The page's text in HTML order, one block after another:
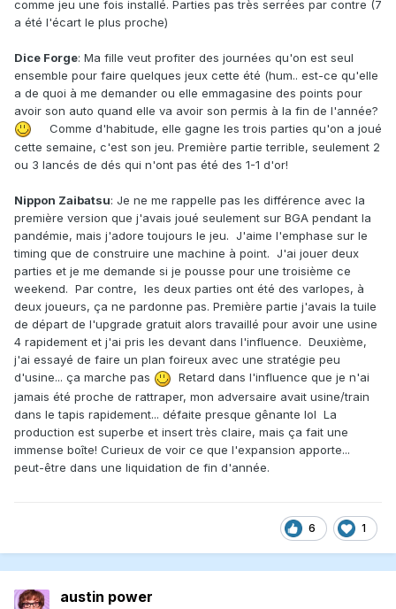
comme jeu une fois installé. Parties pas très serrées par contre (7
a été l'écart le plus proche)
Dice Forge: Ma fille veut profiter des journées qu'on est seul
ensemble pour faire quelques jeux cette été (hum.. est-ce qu'elle
a de quoi à me demander ou elle emmagasine des points pour
avoir son auto quand elle va avoir son permis à la fin de l'année?
Comme d'habitude, elle gagne les trois parties qu'on a joué
cette semaine, c'est son jeu. Première partie terrible, seulement 2
ou 3 lancés de dés qui n'ont pas été des 1-1 d'or!
Nippon Zaibatsu: Je ne me rappelle pas les différence avec la
première version que j'avais joué seulement sur BGA pendant la
pandémie, mais j'adore toujours le jeu. J'aime l'emphase sur le
timing que de construire une machine à point. J'ai jouer deux
parties et je me demande si je pousse pour une troisième ce
weekend. Par contre, les deux parties ont été des varlopes, à
deux joueurs, ça ne pardonne pas. Première partie j'avais la tuile
de départ de l'upgrade gratuit alors travaillé pour avoir une usine
4 rapidement et j'ai pris les devant dans l'influence. Deuxième,
j'ai essayé de faire un plan foireux avec une stratégie peu
d'usine... ça marche pas
Retard dans l'influence que je n'ai
jamais été proche de rattraper, mon adversaire avait usine/train
dans le tapis rapidement... défaite presque gênante lol La
production est superbe et insert très claire, mais ça fait une
immense boîte! Curieux de voir ce que l'expansion apporte...
peut-être dans une liquidation de fin d'année.
6 1
austin power